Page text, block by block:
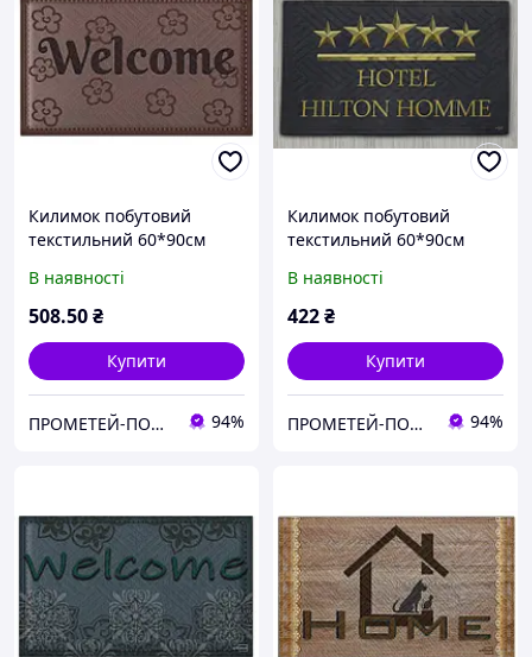
Килимок побутовий
текстильний 60*90см
В наявності
508.50₴
Купити
ПРОМЕТЕЙ-ПОСУД 94%
Килимок побутовий
текстильний 60*90см
В наявності
422₴
Купити
ПРОМЕТЕЙ-ПОСУД 94%